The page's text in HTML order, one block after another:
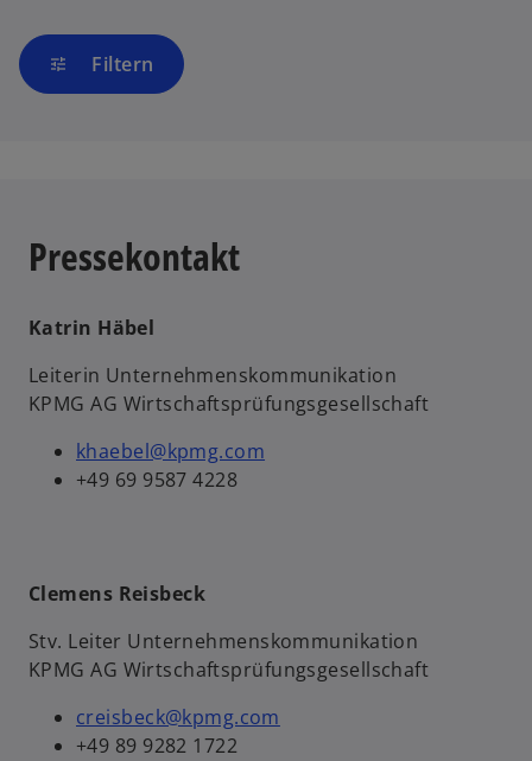
tune Filtern
Pressekontakt
Katrin Häbel
Leiterin Unternehmenskommunikation
KPMG AG Wirtschaftsprüfungsgesellschaft
khaebel@kpmg.com
+49 69 9587 4228
Clemens Reisbeck
Stv. Leiter Unternehmenskommunikation
KPMG AG Wirtschaftsprüfungsgesellschaft
creisbeck@kpmg.com
+49 89 9282 1722
w
ir
r
n